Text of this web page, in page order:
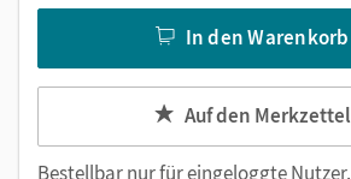
In den Warenkorb
Auf den Merkzettel
Bestellbar nur füreingeloggte Nutzer.